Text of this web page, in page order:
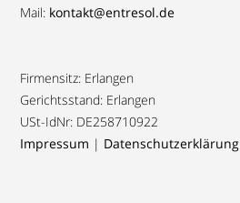
Mail: kontakt@entresol.de
Firmensitz: Erlangen
Gerichtsstand: Erlangen
USt-IdNr: DE258710922
Impressum | Datenschutzerklärung